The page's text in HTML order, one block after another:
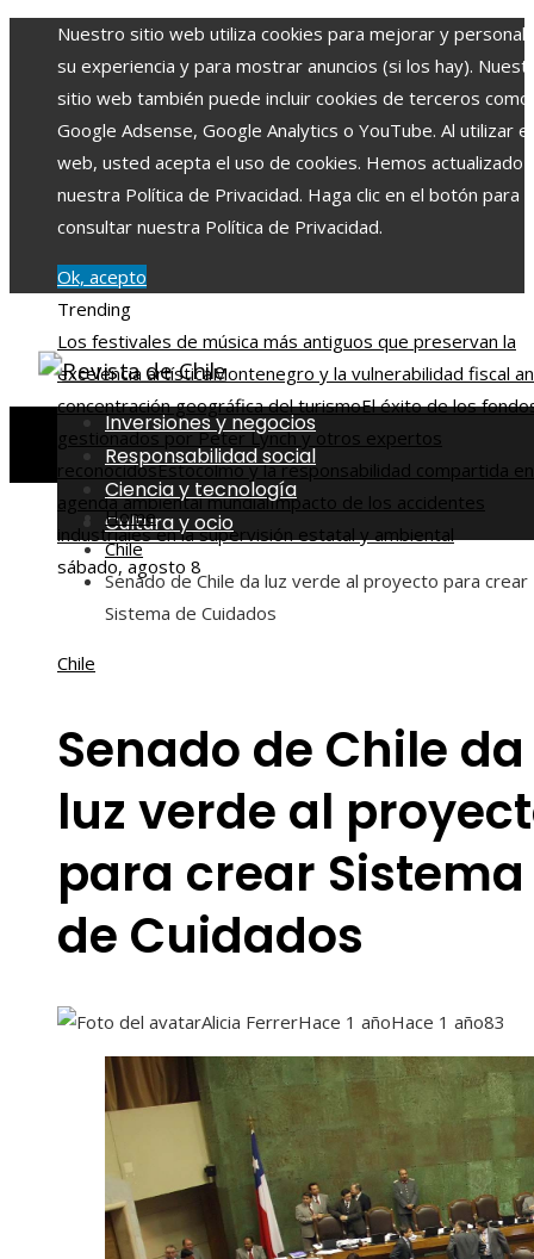
Nuestro sitio web utiliza cookies para mejorar y
su experiencia y para mostrar anuncios (si los hay).
sitio web también puede incluir cookies de terceros como
Google Adsense, Google Analytics o YouTube. Al utilizar
web, usted acepta el uso de cookies. Hemos actualizado
nuestra Política de Privacidad. Haga clic en el botón para
consultar nuestra Política de Privacidad.
Ok, acepto
Trending
Los festivales de música más antiguos que preservan la
excelencia artísticaMontenegro y la vulnerabilidad fiscal
concentración geográfica del turismoEl éxito de los
gestionados por Peter Lynch y otros expertos
reconocidosEstocolmo y la responsabilidad compartida
agenda ambiental mundialImpacto de los accidentes
industriales en la supervisión estatal y ambiental
sábado, agosto 8
Inversiones y negocios
Responsabilidad social
Ciencia y tecnología
Cultura y ocio
Home
Chile
Senado de Chile da luz verde al proyecto para crear
Sistema de Cuidados
Chile
Senado de Chile da
luz verde al
para crear Sistema
de Cuidados
Alicia FerrerHace 1 añoHace 1 año83